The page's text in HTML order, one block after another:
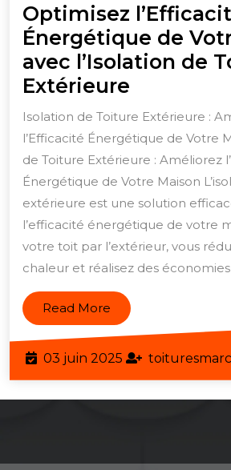
Optimisez
Énergétique de
avec l’Isolation de
Extérieure
de
Votre
Maison
avec
l’Isolation
de
Toiture
Isolation de Toiture Extérieure :
l’Efficacité Énergétique de Votre
de Toiture Extérieure : Améliorez
Énergétique de Votre Maison
extérieure est une solution
l’efficacité énergétique de votre
votre toit par l’extérieur, vous
chaleur et réalisez des
Read More Read
More
03 juin 2025 03
juin